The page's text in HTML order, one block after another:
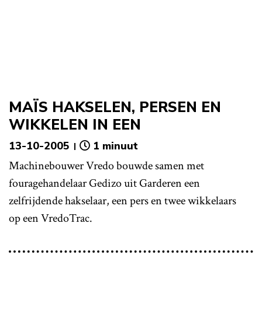
MAÏS HAKSELEN, PERSEN EN
WIKKELEN IN EEN
13-10-2005 1 minuut
Machinebouwer Vredo bouwde samen met
fouragehandelaar Gedizo uit Garderen een
zelfrijdende hakselaar, een pers en twee wikkelaars
op een VredoTrac.